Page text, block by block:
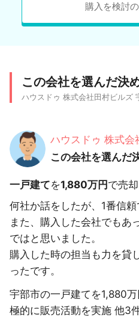
購入を検討
この会社を選んだ決
ハウスドゥ 株式会社田村ビルズ
ハウスドゥ 株式会
この会社を選んだ
一戸建てを1,880万円で売却
何社か話をしたが、1番信頼
また、購入した会社でもあ
ではと思いました。
購入した時の担当も力を貸
ったです。
宇部市の一戸建てを1,880
極的に販売活動を実施 他3